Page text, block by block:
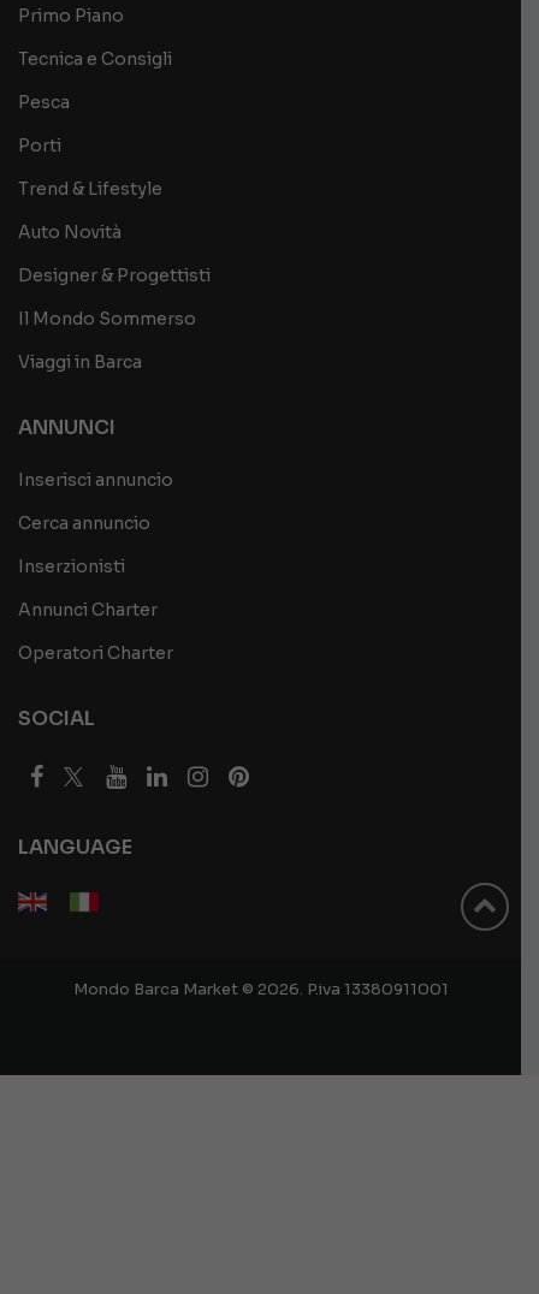
Primo Piano
Tecnica e Consigli
Pesca
Porti
Trend & Lifestyle
Auto Novità
Designer & Progettisti
Il Mondo Sommerso
Viaggi in Barca
ANNUNCI
Inserisci annuncio
Cerca annuncio
Inserzionisti
Annunci Charter
Operatori Charter
SOCIAL
LANGUAGE
Mondo Barca Market © 2026. P.iva 13380911001